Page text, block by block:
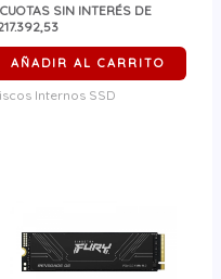
CUOTAS SIN INTERÉS DE
AÑADIR AL CARRITO
Internos SSD